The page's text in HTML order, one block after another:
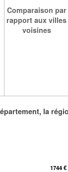
Comparaison par
rapport aux villes
voisines
la
1744